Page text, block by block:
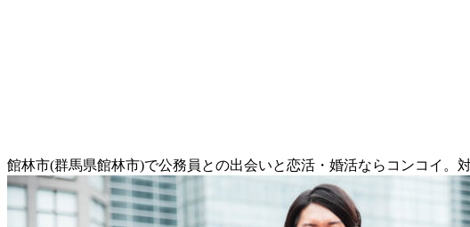
館林市(群馬県館林市)で公務員との出会いと恋活・婚活ならコンコイ。